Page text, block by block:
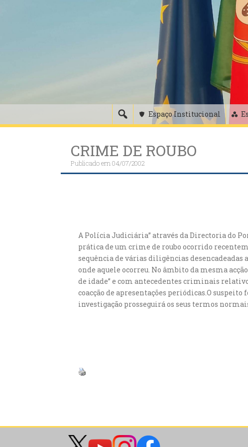
Espaço Institucional
CRIME DE ROUBO
Publicado em04/07/2002
A Polícia Judiciária” através da Directoria do
prática de um crime de roubo ocorrido
sequência de várias diligências desencadeadas
onde aquele ocorreu. No âmbito da mesma
de idade” e com antecedentes criminais
coacção de apresentações periódicas.O
investigação prosseguirá os seus termos